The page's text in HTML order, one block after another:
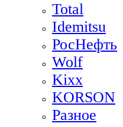
Total
Idemitsu
РосНефть
Wolf
Kixx
KORSON
Разное